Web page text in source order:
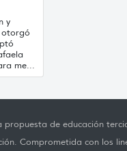
y
otorgó
me...
propuesta de educación
Comprometida con los